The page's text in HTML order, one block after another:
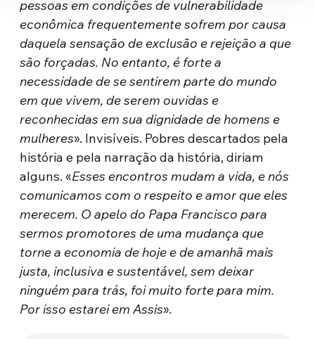
pessoas em condições de vulnerabilidade
econômica frequentemente sofrem por causa
daquela sensação de exclusão e rejeição a que
são forçadas. No entanto, é forte a
necessidade de se sentirem parte do mundo
em que vivem, de serem ouvidas e
reconhecidas em sua dignidade de homens e
mulheres». Invisíveis. Pobres descartados pela
história e pela narração da história, diriam
alguns. «Esses encontros mudam a vida, e nós
comunicamos com o respeito e amor que eles
merecem. O apelo do Papa Francisco para
sermos promotores de uma mudança que
torne a economia de hoje e de amanhã mais
justa, inclusiva e sustentável, sem deixar
ninguém para trás, foi muito forte para mim.
Por isso estarei em Assis».